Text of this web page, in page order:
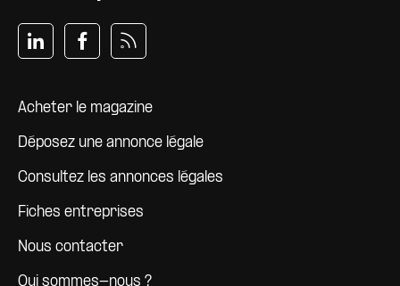
Pied de page
Acheter le magazine
Déposez une annonce légale
Consultez les annonces légales
Fiches entreprises
Nous contacter
Qui sommes-nous ?